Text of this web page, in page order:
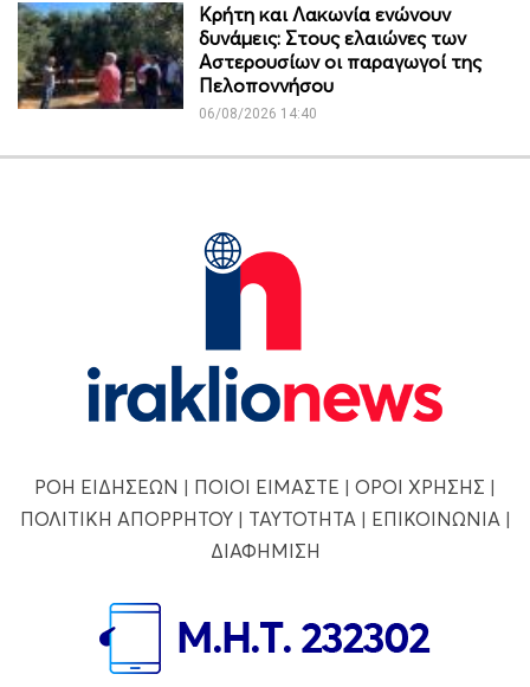
Κρήτη και Λακωνία ενώνουν
δυνάμεις: Στους ελαιώνες των
Αστερουσίων οι παραγωγοί της
Πελοποννήσου
06/08/2026 14:40
ΡΟΗ ΕΙΔΗΣΕΩΝ | ΠΟΙΟΙ ΕΙΜΑΣΤΕ | ΟΡΟΙ ΧΡΗΣΗΣ |
ΠΟΛΙΤΙΚΗ ΑΠΟΡΡΗΤΟΥ| ΤΑΥΤΟΤΗΤΑ | ΕΠΙΚΟΙΝΩΝΙΑ |
ΔΙΑΦΗΜΙΣΗ